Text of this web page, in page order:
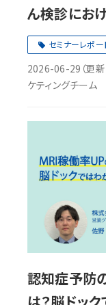
ん検診にお
説【セミナー
セミナーレポー
2026-06-29 （更新
ケティングチーム
認知症予防